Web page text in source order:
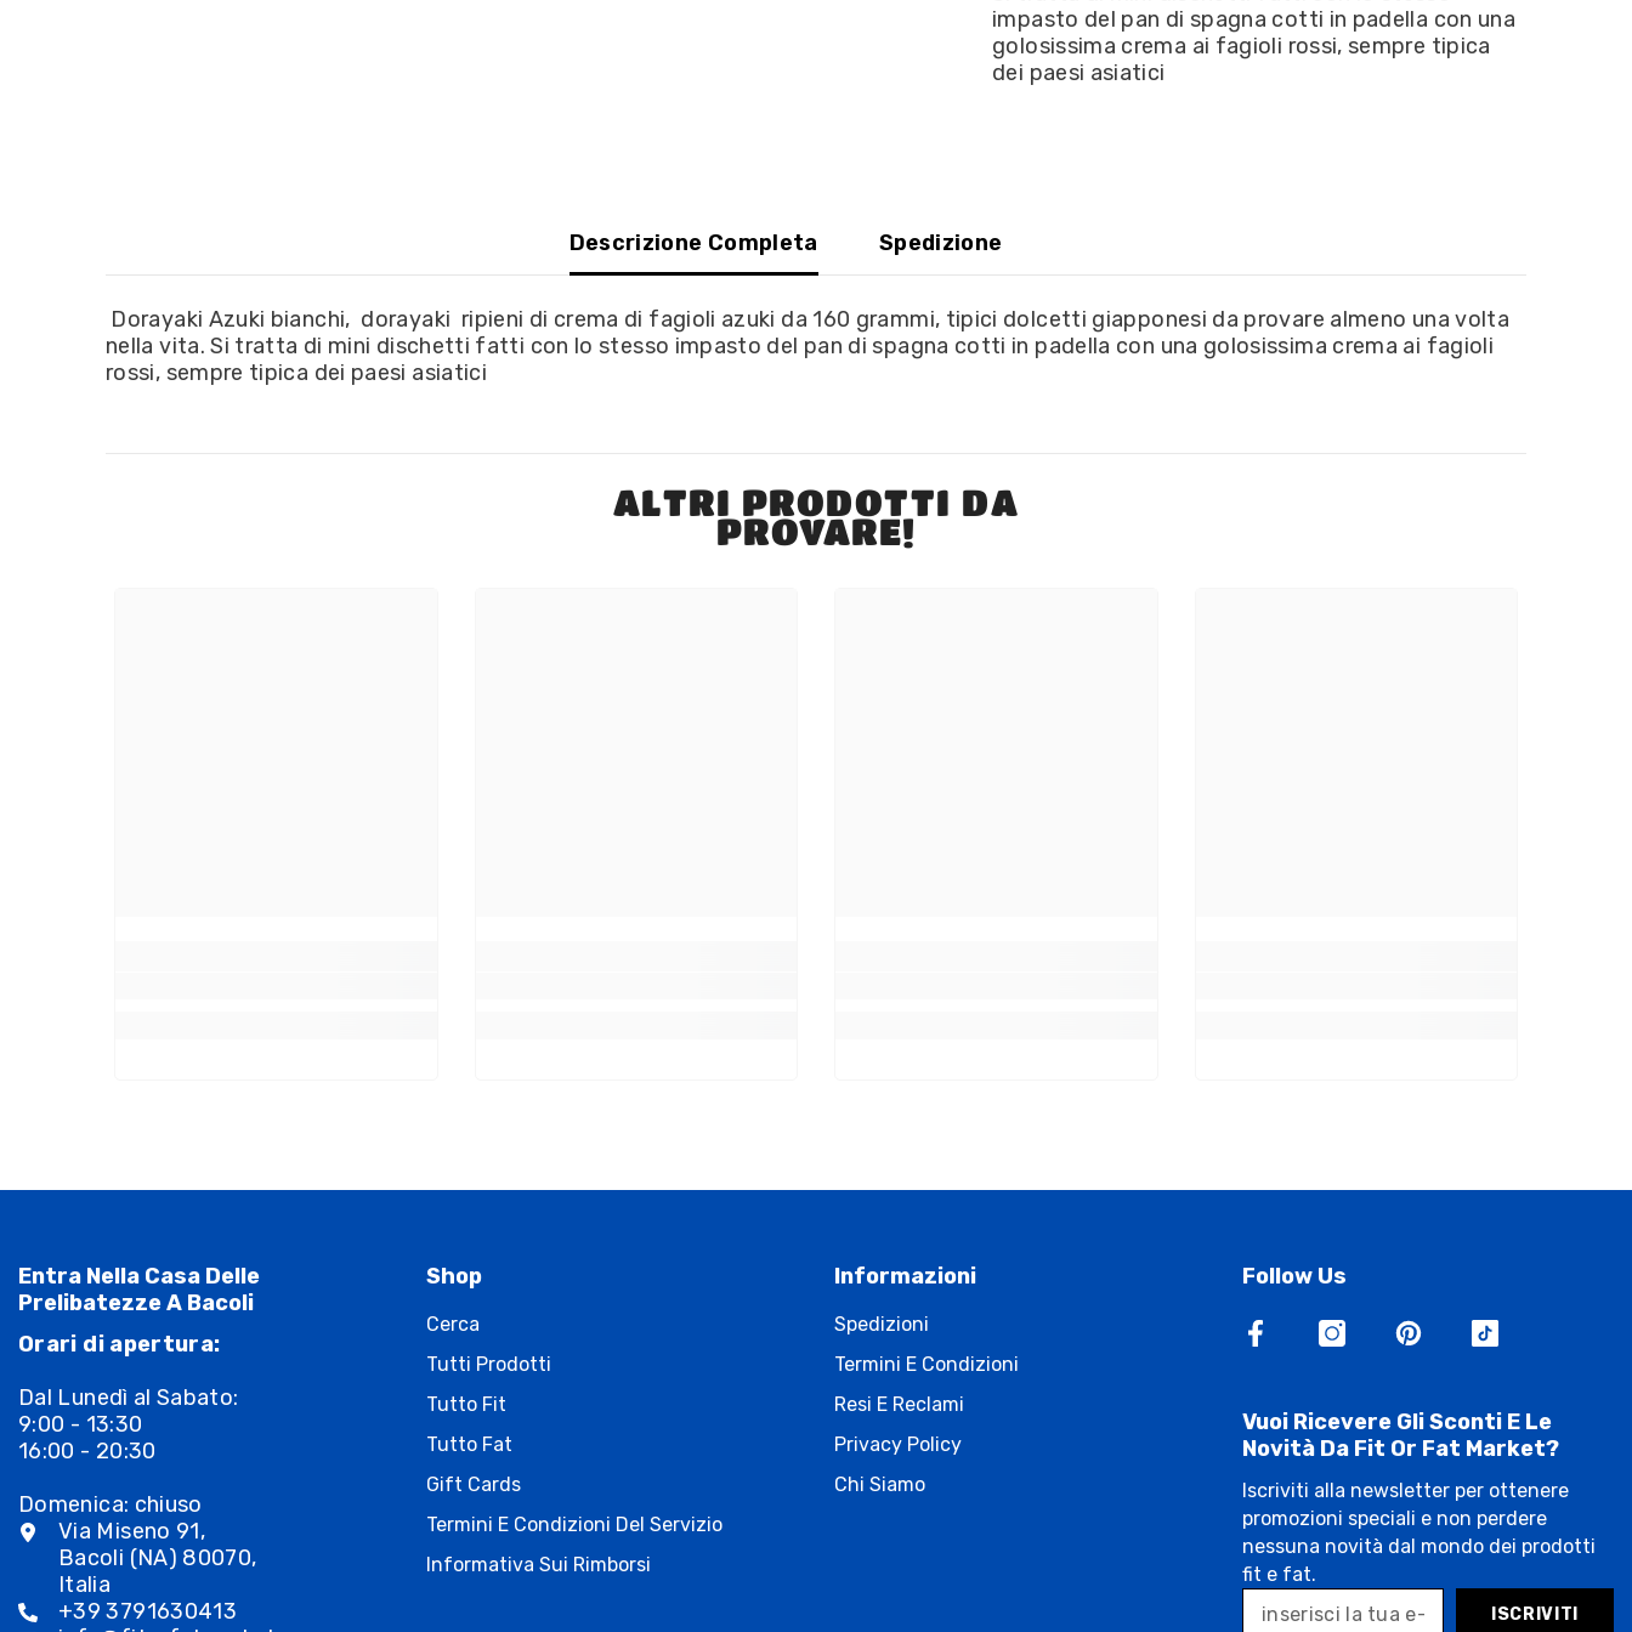
impasto del pan di spagna cotti in padella con una
golosissima crema ai fagioli rossi, sempre tipica
dei paesi asiatici
Descrizione Completa Spedizione
Dorayaki Azuki bianchi, dorayaki ripieni di crema di fagioli azuki da 160 grammi, tipici dolcetti giapponesi da provare almeno una volta
nella vita. Si tratta di mini dischetti fatti con lo stesso impasto del pan di spagna cotti in padella con una golosissima crema ai fagioli
rossi, sempre tipica dei paesi asiatici
ALTRI PRODOTTI DA
PROVARE!
Entra Nella Casa Delle
Prelibatezze A Bacoli
Orari di apertura:
Dal Lunedì al Sabato:
9:00 - 13:30
16:00 - 20:30
Domenica: chiuso
Via Miseno 91,
Bacoli (NA) 80070,
Italia
+39 3791630413
Shop
Cerca
Tutti Prodotti
Tutto Fit
Tutto Fat
Gift Cards
Termini E Condizioni Del Servizio
Informativa Sui Rimborsi
Informazioni
Spedizioni
Termini E Condizioni
Resi E Reclami
Privacy Policy
Chi Siamo
Follow Us
Vuoi Ricevere Gli Sconti E Le
Novità Da Fit Or Fat Market?
Iscriviti alla newsletter per ottenere
promozioni speciali e non perdere
nessuna novità dal mondo dei prodotti
fit e fat.
ISCRIVITI